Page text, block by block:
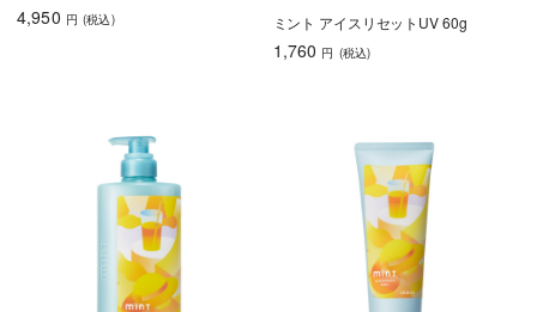
4,950 円 (税込) ミント アイスリセットUV 60g
1,760 円 (税込)